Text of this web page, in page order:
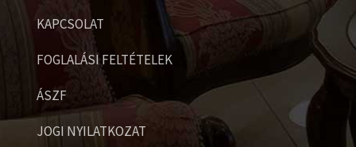
KAPCSOLAT
FOGLALÁSI FELTÉTELEK
ÁSZF
JOGI NYILATKOZAT